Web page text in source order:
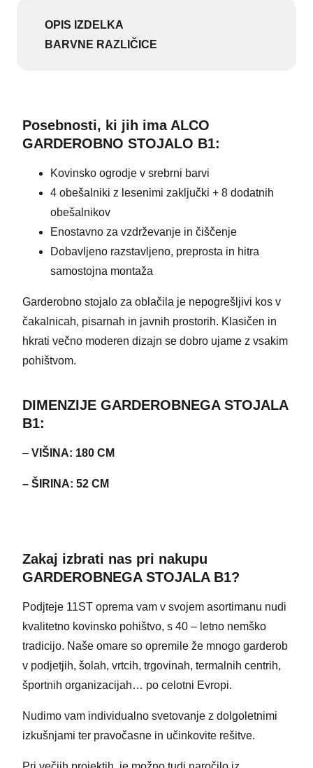
OPIS IZDELKA
BARVNE RAZLIČICE
Posebnosti, ki jih ima ALCO
GARDEROBNO STOJALO B1:
Kovinsko ogrodje v srebrni barvi
4 obešalniki z lesenimi zaključki + 8 dodatnih
obešalnikov
Enostavno za vzdrževanje in čiščenje
Dobavljeno razstavljeno, preprosta in hitra
samostojna montaža
Garderobno stojalo za oblačila je nepogrešljivi kos v
čakalnicah, pisarnah in javnih prostorih. Klasičen in
hkrati večno moderen dizajn se dobro ujame z vsakim
pohištvom.
DIMENZIJE GARDEROBNEGA STOJALA
B1:
– VIŠINA: 180 CM
– ŠIRINA: 52 CM
Zakaj izbrati nas pri nakupu
GARDEROBNEGA STOJALA B1?
Podjteje 11ST oprema vam v svojem asortimanu nudi
kvalitetno kovinsko pohištvo, s 40 – letno nemško
tradicijo. Naše omare so opremile že mnogo garderob
v podjetjih, šolah, vrtcih, trgovinah, termalnih centrih,
športnih organizacijah… po celotni Evropi.
Nudimo vam individualno svetovanje z dolgoletnimi
izkušnjami ter pravočasne in učinkovite rešitve.